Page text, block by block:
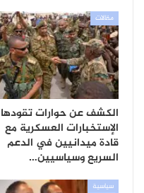
مقالات
الكشف عن حوارات تقودها
الإستخبارات العسكرية مع
قادة ميدانيين في الدعم
السريع وسياسيين…
سياسية